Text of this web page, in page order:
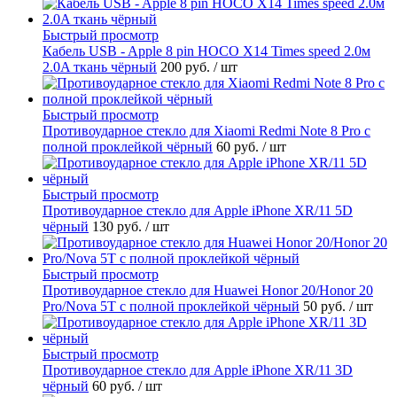
Быстрый просмотр
Кабель USB - Apple 8 pin HOCO X14 Times speed 2.0м
2.0A ткань чёрный 200 руб. / шт
Быстрый просмотр
Противоударное стекло для Xiaomi Redmi Note 8 Pro с
полной проклейкой чёрный 60 руб. / шт
Быстрый просмотр
Противоударное стекло для Apple iPhone XR/11 5D
чёрный 130 руб. / шт
Быстрый просмотр
Противоударное стекло для Huawei Honor 20/Honor 20
Pro/Nova 5T с полной проклейкой чёрный 50 руб. / шт
Быстрый просмотр
Противоударное стекло для Apple iPhone XR/11 3D
чёрный 60 руб. / шт